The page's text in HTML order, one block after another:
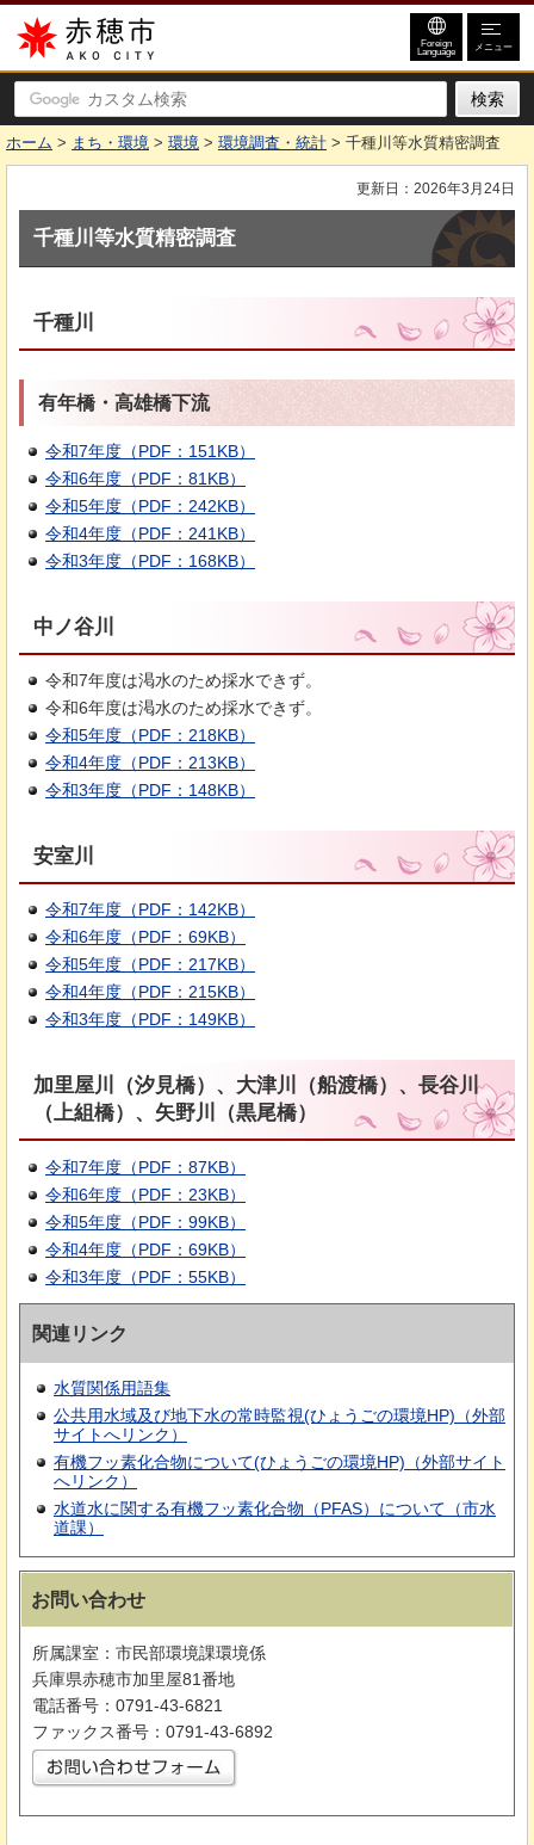
赤穂市
Foreign
Language メニュー
ホーム > まち・環境 > 環境 > 環境調査・統計 > 千種川等水質精密調査
更新日：2026年3月24日
千種川等水質精密調査
千種川
有年橋・高雄橋下流
令和7年度（PDF：151KB）
令和6年度（PDF：81KB）
令和5年度（PDF：242KB）
令和4年度（PDF：241KB）
令和3年度（PDF：168KB）
中ノ谷川
令和7年度は渇水のため採水できず。
令和6年度は渇水のため採水できず。
令和5年度（PDF：218KB）
令和4年度（PDF：213KB）
令和3年度（PDF：148KB）
安室川
令和7年度（PDF：142KB）
令和6年度（PDF：69KB）
令和5年度（PDF：217KB）
令和4年度（PDF：215KB）
令和3年度（PDF：149KB）
加里屋川（汐見橋）、大津川（船渡橋）、長谷川
（上組橋）、矢野川（黒尾橋）
令和7年度（PDF：87KB）
令和6年度（PDF：23KB）
令和5年度（PDF：99KB）
令和4年度（PDF：69KB）
令和3年度（PDF：55KB）
関連リンク
水質関係用語集
公共用水域及び地下水の常時監視(ひょうごの環境HP)（外部
サイトへリンク）
有機フッ素化合物について(ひょうごの環境HP)（外部サイト
へリンク）
水道水に関する有機フッ素化合物（PFAS）について（市水
道課）
お問い合わせ
所属課室：市民部環境課環境係
兵庫県赤穂市加里屋81番地
電話番号：0791-43-6821
ファックス番号：0791-43-6892